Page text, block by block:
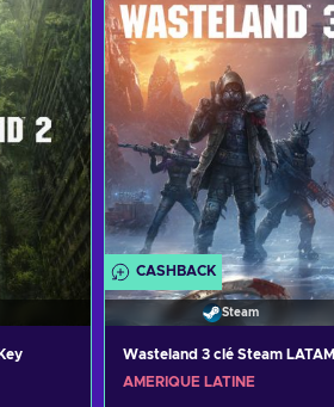
CASHBACK
Steam
Wasteland 3 clé Steam LATAM
AMÉRIQUE LATINE